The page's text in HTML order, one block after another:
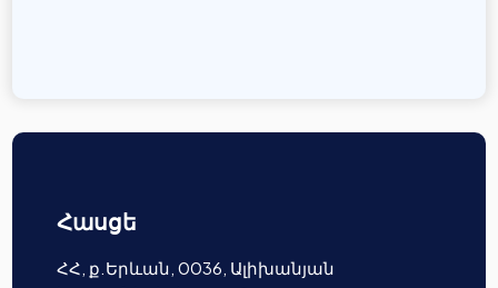
Հասցե
ՀՀ, ք.Երևան, 0036, Ալիխանյան